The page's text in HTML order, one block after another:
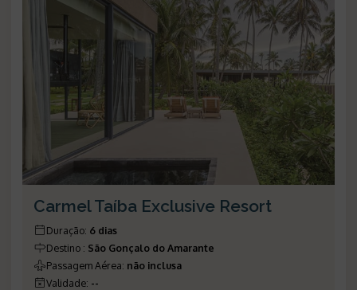
Carmel Taíba Exclusive Resort
Duração: 6 dias
Destino : São Gonçalo do Amarante
Passagem Aérea: não inclusa
Validade: --